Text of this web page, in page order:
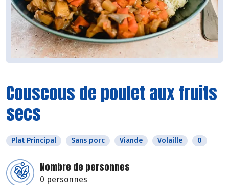
Couscous de poulet aux fruits
secs
Plat Principal Sans porc Viande Volaille 0
Nombre de personnes
0 personnes